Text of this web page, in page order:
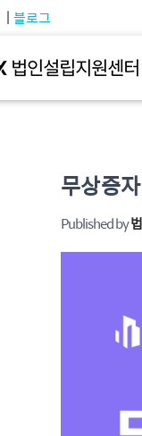
블로그
무상증
Published by